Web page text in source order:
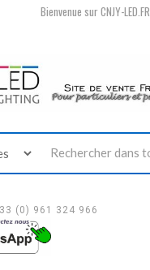
Bienvenue sur CNJY-LED.FR
(0) 961 324 966